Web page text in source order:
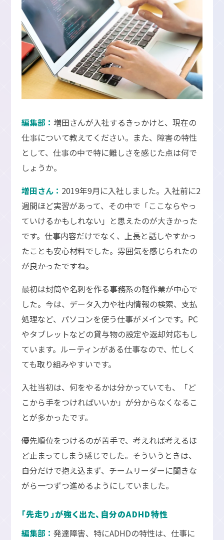
編集部： 増田さんが入社するきっかけと、現在の
仕事について教えてください。また、障害の特性
として、仕事の中で特に難しさを感じた点は何で
しょうか。
増田さん： 2019年9月に入社しました。入社前に2
週間ほど実習があって、その中で「ここならやっ
ていけるかもしれない」と思えたのが大きかった
です。仕事内容だけでなく、上長と話しやすかっ
たことも安心材料でした。雰囲気を感じられたの
が良かったですね。
最初は封筒や名刺を作る事務系の軽作業が中心で
した。今は、データ入力や社内情報の検索、支払
処理など、パソコンを使う仕事がメインです。PC
やタブレットなどの貸与物の設定や返却対応もし
ています。ルーティンがある仕事なので、忙しく
ても取り組みやすいです。
入社当初は、何をやるかは分かっていても、「ど
こから手をつければいいか」が分からなくなるこ
とが多かったです。
優先順位をつけるのが苦手で、考えれば考えるほ
ど止まってしまう感じでした。そういうときは、
自分だけで抱え込まず、チームリーダーに聞きな
がら一つずつ進めるようにしていました。
「先走り」が強く出た、自分のADHD特性
編集部： 発達障害、特にADHDの特性は、仕事に